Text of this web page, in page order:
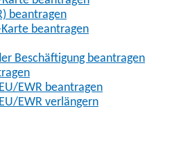
beantragen
beantragen
Beschäftigung beantragen
EWR beantragen
EWR verlängern